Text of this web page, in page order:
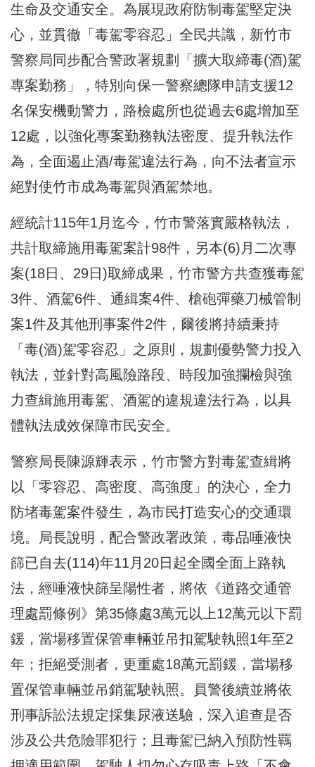
生命及交通安全。為展現政府防制毒駕堅定決
心，並貫徹「毒駕零容忍」全民共識，新竹市
警察局同步配合警政署規劃「擴大取締毒(酒)駕
專案勤務」，特別向保一警察總隊申請支援12
名保安機動警力，路檢處所也從過去6處增加至
12處，以強化專案勤務執法密度、提升執法作
為，全面遏止酒/毒駕違法行為，向不法者宣示
絕對使竹市成為毒駕與酒駕禁地。
經統計115年1月迄今，竹市警落實嚴格執法，
共計取締施用毒駕案計98件，另本(6)月二次專
案(18日、29日)取締成果，竹市警方共查獲毒駕
3件、酒駕6件、通緝案4件、槍砲彈藥刀械管制
案1件及其他刑事案件2件，爾後將持續秉持
「毒(酒)駕零容忍」之原則，規劃優勢警力投入
執法，並針對高風險路段、時段加強攔檢與強
力查緝施用毒駕、酒駕的違規違法行為，以具
體執法成效保障市民安全。
警察局長陳源輝表示，竹市警方對毒駕查緝將
以「零容忍、高密度、高強度」的決心，全力
防堵毒駕案件發生，為市民打造安心的交通環
境。局長說明，配合警政署政策，毒品唾液快
篩已自去(114)年11月20日起全國全面上路執
法，經唾液快篩呈陽性者，將依《道路交通管
理處罰條例》第35條處3萬元以上12萬元以下罰
鍰，當場移置保管車輛並吊扣駕駛執照1年至2
年；拒絕受測者，更重處18萬元罰鍰，當場移
置保管車輛並吊銷駕駛執照。員警後續並將依
刑事訴訟法規定採集尿液送驗，深入追查是否
涉及公共危險罪犯行；且毒駕已納入預防性羈